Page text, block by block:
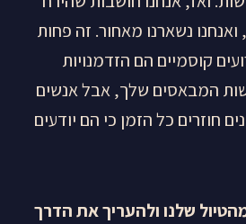
נשארנו מאחור. זה פחות
קוסמיים הם הזדמנויות
המבאסים שלך, אבל אנשים
חוזרים כל הזמן כי הם יודעים
שלנו ולהעריך את הדרך